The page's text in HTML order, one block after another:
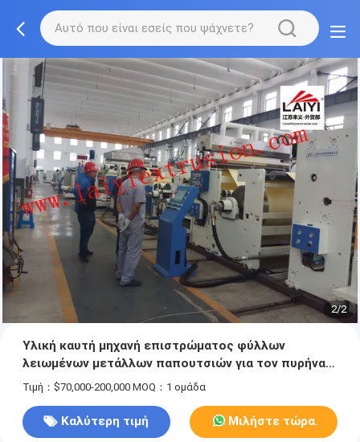
2/2
Υλική καυτή μηχανή επιστρώματος φύλλων
λειωμένων μετάλλων παπουτσιών για τον πυρήνα
εγγράφου ίντσας 3-6
Τιμή：$70,000-200,000 MOQ：1 ομάδα
Καλύτερη τιμή Μιλήστε τώρα.